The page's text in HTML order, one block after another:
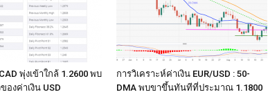
พุ่งเข้าใกล้ 1.2600 พบ
งค่าเงิน USD
การวิเคราะห์ค่าเงิน EUR/USD : 50-
DMA พบขาขึ้นทันทีที่ประมาณ 1.1800